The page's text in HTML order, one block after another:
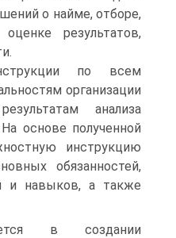
о найме, отборе,
результатов,
по всем
организации
анализа
основе полученной
инструкцию
обязанностей,
и навыков, а также
в создании